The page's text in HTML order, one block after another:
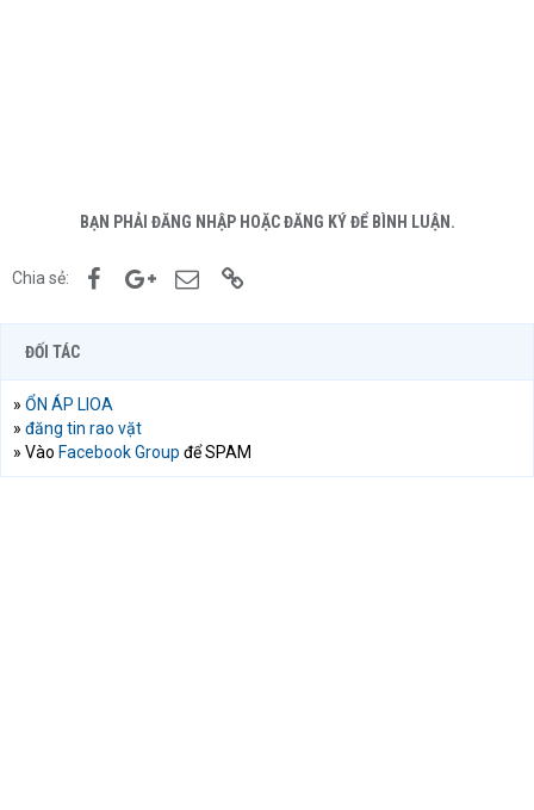
BẠN PHẢI ĐĂNG NHẬP HOẶC ĐĂNG KÝ ĐỂ BÌNH LUẬN.
Chia sẻ: FacebookGoogle+Email
ĐỐI TÁC
» ỔN ÁP LIOA
» đăng tin rao vặt
» Vào Facebook Group để SPAM